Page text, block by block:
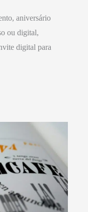
aniversário
ou digital,
digital para